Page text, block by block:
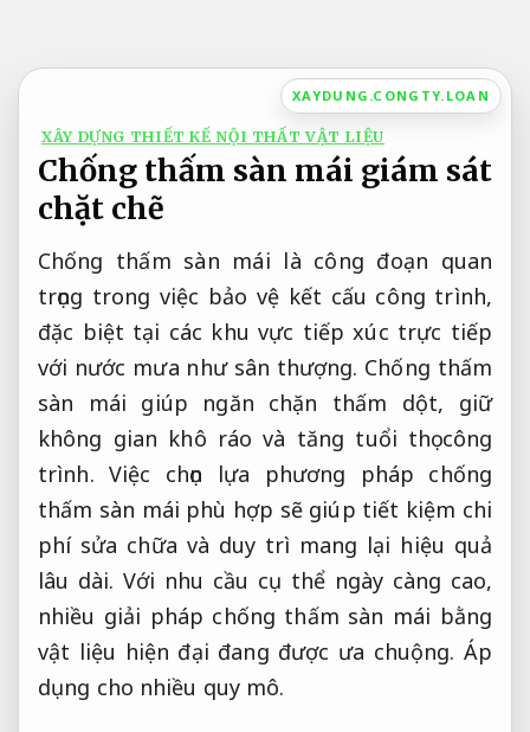
nội
dung
XAYDUNG.CONGTY.LOAN
XÂY DỰNG THIẾT KẾ NỘI THẤT VẬT LIỆU
Chống thấm sàn mái giám sát
chặt chẽ
Chống thấm sàn mái là công đoạn quan
trọng trong việc bảo vệ kết cấu công trình,
đặc biệt tại các khu vực tiếp xúc trực tiếp
với nước mưa như sân thượng. Chống thấm
sàn mái giúp ngăn chặn thấm dột, giữ
không gian khô ráo và tăng tuổi thọ công
trình. Việc chọn lựa phương pháp chống
thấm sàn mái phù hợp sẽ giúp tiết kiệm chi
phí sửa chữa và duy trì mang lại hiệu quả
lâu dài. Với nhu cầu cụ thể ngày càng cao,
nhiều giải pháp chống thấm sàn mái bằng
vật liệu hiện đại đang được ưa chuộng. Áp
dụng cho nhiều quy mô.